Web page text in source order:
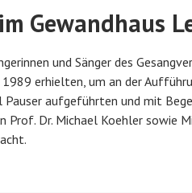
Gewandhaus
und Sänger des
erhielten, um an der
aufgeführten und mit
Prof. Dr. Michael Koehler sowie